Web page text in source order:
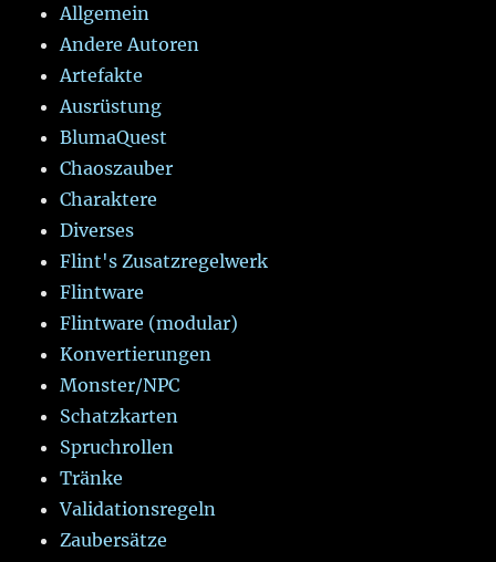
Allgemein
Andere Autoren
Artefakte
Ausrüstung
BlumaQuest
Chaoszauber
Charaktere
Diverses
Flint's Zusatzregelwerk
Flintware
Flintware (modular)
Konvertierungen
Monster/NPC
Schatzkarten
Spruchrollen
Tränke
Validationsregeln
Zaubersätze